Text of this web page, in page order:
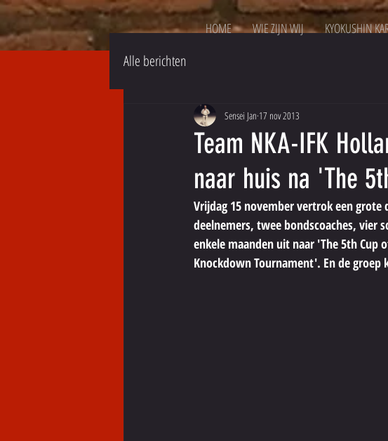
HOME WIE ZIJN WIJ KYOKUSHIN
Alle berichten
Team NKA-IFK
naar huis na 'The
Sensei Jan 17 nov 2013
Vrijdag 15 november vertrok een
deelnemers, twee bondscoaches, vier
enkele maanden uit naar 'The 5th Cup
Knockdown Tournament'. En de